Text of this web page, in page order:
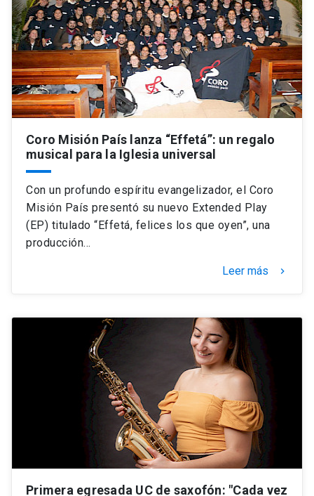
Coro Misión País lanza “Effetá”: un regalo
musical para la Iglesia universal
Con un profundo espíritu evangelizador, el Coro
Misión País presentó su nuevo Extended Play
(EP) titulado “Effetá, felices los que oyen”, una
producción…
Leer más keyboard_arrow_right
Primera egresada UC de saxofón: "Cada vez